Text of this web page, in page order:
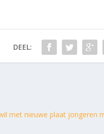
DEEL:
met nieuwe plaat jongeren